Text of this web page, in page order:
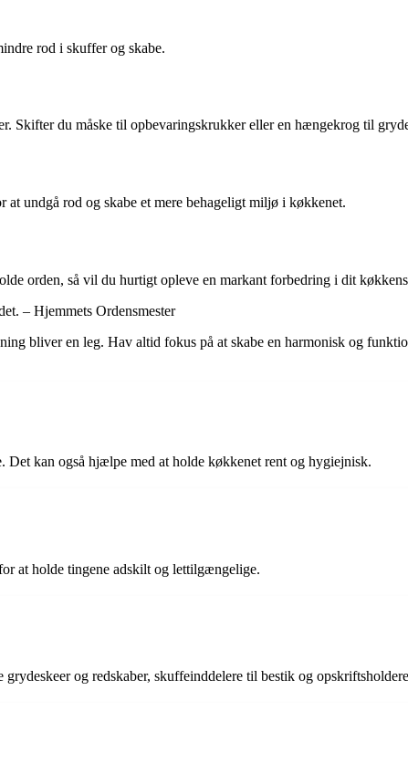
rod i skuffer og skabe.
Skifter du måske til opbevaringskrukker eller en hængekrog til
undgå rod og skabe et mere behageligt miljø i køkkenet.
orden, så vil du hurtigt opleve en markant forbedring i dit
– Hjemmets Ordensmester
bliver en leg. Hav altid fokus på at skabe en harmonisk og
kan også hjælpe med at holde køkkenet rent og hygiejnisk.
at holde tingene adskilt og lettilgængelige.
og redskaber, skuffeinddelere til bestik og